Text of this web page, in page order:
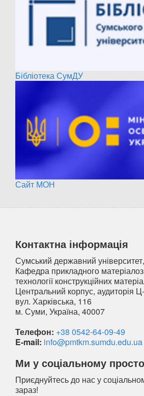
Бібліотека СумДУ
Сайт МОН
Контактна інформація
Сумський державний університет,
Кафедра прикладного
технології конструкційних
Центральний корпус, аудиторія
вул. Харківська, 116
м. Суми, Україна, 40007
Телефон: +38 0542-64-09-49
E-mail: info@pmtkm.sumdu.edu.ua
Ми у соціальному
Приєднуйтесь до нас у
зараз!